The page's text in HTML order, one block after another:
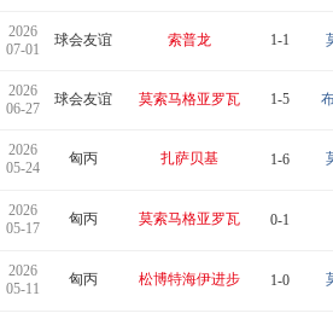
2026
07-01
球会友谊 索普龙 1-1
2026
06-27
球会友谊 莫索马格亚罗瓦 1-5
2026
05-24
匈丙 扎萨贝基 1-6
2026
05-17
匈丙 莫索马格亚罗瓦 0-1
2026
05-11
匈丙 松博特海伊进步 1-0